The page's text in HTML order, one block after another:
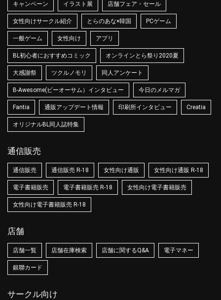
キャンペーン イラスト展 店舗フェア・セール
女性向けサークル紹介 とらのあな×韓国 PCゲーム
一般ゲーム 女性向け アプリ
BL初心者におすすめコミック オンラインとら祭り2020夏
大感謝祭 ツクルノモリ 同人アンケート
B-Awesome(ビーオーサム）インタビュー 今日のメルマガ
Fantia 通販アップデート情報 印刷所インタビュー Creatia
オリジナルBL同人誌特集
通信販売
通信販売 通信販売 R-18 女性向け通販 女性向け通販 R-18
電子書籍販売 電子書籍販売 R-18 女性向け電子書籍販売
女性向け電子書籍販売 R-18
店舗
店舗一覧 店舗在庫検索 店舗に関するQ&A 電子マネー
銀聯カード
サークル向け